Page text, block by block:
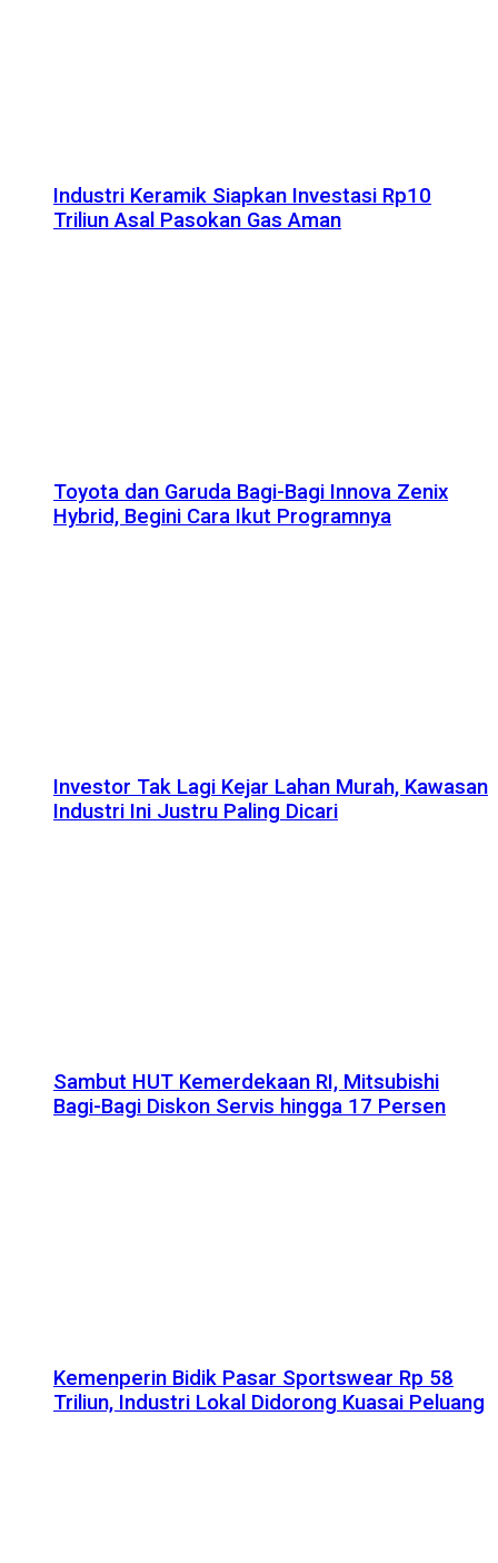
Industri Keramik Siapkan Investasi Rp10
Triliun Asal Pasokan Gas Aman
Toyota dan Garuda Bagi-Bagi Innova Zenix
Hybrid, Begini Cara Ikut Programnya
Investor Tak Lagi Kejar Lahan Murah, Kawasan
Industri Ini Justru Paling Dicari
Sambut HUT Kemerdekaan RI, Mitsubishi
Bagi-Bagi Diskon Servis hingga 17 Persen
Kemenperin Bidik Pasar Sportswear Rp 58
Triliun, Industri Lokal Didorong Kuasai Peluang